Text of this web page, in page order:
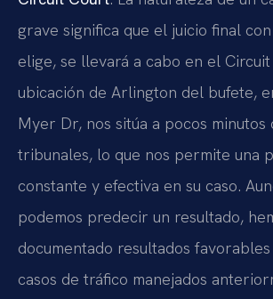
grave significa que el juicio final
elige, se llevará a cabo en el
ubicación de Arlington del bufete,
Myer Dr, nos sitúa a pocos minutos
tribunales, lo que nos permite una
constante y efectiva en su caso.
podemos predecir un resultado,
documentado resultados
casos de tráfico manejados